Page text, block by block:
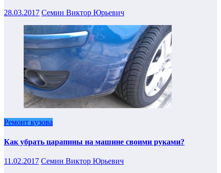
28.03.2017 Семин Виктор Юрьевич
Ремонт кузова
Как убрать царапины на машине своими руками?
11.02.2017 Семин Виктор Юрьевич